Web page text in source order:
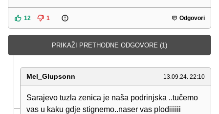
12 1 Odgovori
PRIKAŽI PRETHODNE ODGOVORE (1)
Mel_Glupsonn 13.09.24. 22:10
Sarajevo tuzla zenica je naša podrinjska ..tučemo
vas u kaku gdje stignemo..naser vas plodiiiiii